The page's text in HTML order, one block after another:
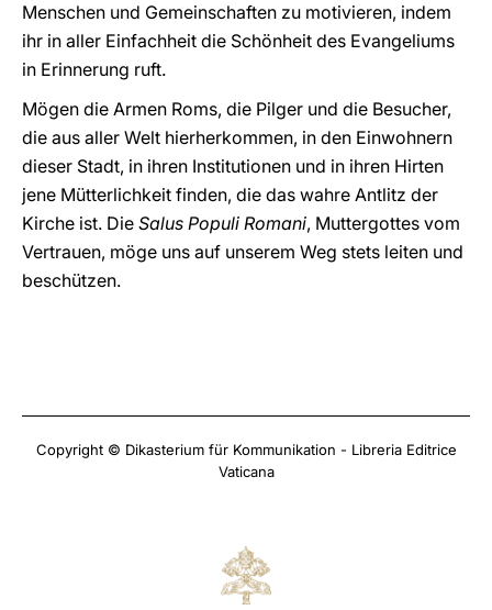
Menschen und Gemeinschaften zu motivieren, indem
ihr in aller Einfachheit die Schönheit des Evangeliums
in Erinnerung ruft.
Mögen die Armen Roms, die Pilger und die Besucher,
die aus aller Welt hierherkommen, in den Einwohnern
dieser Stadt, in ihren Institutionen und in ihren Hirten
jene Mütterlichkeit finden, die das wahre Antlitz der
Kirche ist. Die Salus Populi Romani, Muttergottes vom
Vertrauen, möge uns auf unserem Weg stets leiten und
beschützen.
Copyright © Dikasterium für Kommunikation - Libreria Editrice
Vaticana